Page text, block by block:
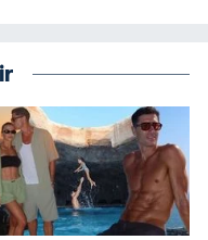
anlayışımda etik
kamuoyuna